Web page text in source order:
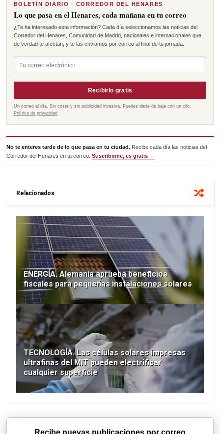
BOLETÍN DIARIO · CORREDOR DEL HENARES
Lo que pasa en el Henares, cada mañana en tu correo
¿Te ha interesado esta información? Cada día seleccionamos las noticias del
Corredor del Henares, Comunidad de Madrid, nacionales e internacionales que
de verdad te afectan, y te las enviamos por correo al final de tu jornada.
Recibirlo gratis
Un correo al día. Sin coste y sin publicidad invasiva. Puedes darte de baja con un clic.
Política de privacidad
No te enteres tarde de lo que pasa en tu ciudad. Recibe cada día las noticias del
Corredor del Henares en tu correo.Suscribirme, es gratis →
Relacionados
ENERGÍA. Alemania aprueba beneficios
fiscales para pequeñas instalaciones solares
TECNOLOGÍA. Las células solares impresas
ultrafinas del MIT pueden electrificar
cualquier superficie